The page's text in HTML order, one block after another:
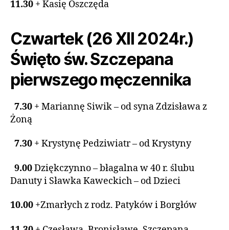
11.30 + Kasię Oszczęda
Czwartek (26 XII 2024r.)
Święto św. Szczepana
pierwszego męczennika
7.30 + Mariannę Siwik – od syna Zdzisława z
Żoną
7.30 + Krystynę Pedziwiatr – od Krystyny
9.00Dziękczynno – błagalna w 40 r. ślubu
Danuty i Sławka Kaweckich – od Dzieci
10.00 +Zmarłych z rodz. Patyków i Borgłów